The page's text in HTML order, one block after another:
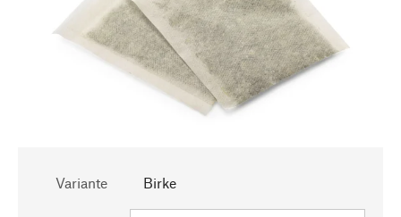
Variante Birke